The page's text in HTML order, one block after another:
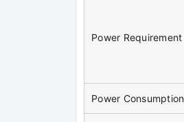
Power Requirement
Power Consumption